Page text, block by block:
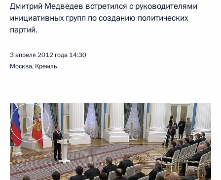
Дмитрий Медведев встретился с руководителями
инициативных групп по созданию политических
партий.
3 апреля 2012 года 14:30
Москва, Кремль